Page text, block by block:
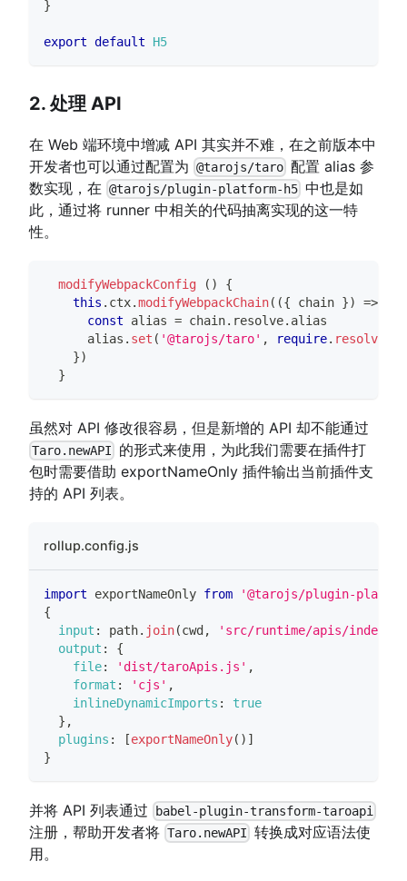
}
export default H5
2. 处理 API
在 Web 端环境中增减 API 其实并不难，在之前版本中
开发者也可以通过配置为 @tarojs/taro 配置 alias 参
数实现，在 @tarojs/plugin-platform-h5 中也是如
此，通过将 runner 中相关的代码抽离实现的这一特
性。
modifyWebpackConfig ( )
{
this . ctx.modifyWebpackChain( ({ chain }) =>
const alias = chain. resolve. alias
      alias
. set ( '@tarojs/taro' , require. resolve
})
}
虽然对 API 修改很容易，但是新增的 API 却不能通过
Taro.newAPI
的形式来使用，为此我们需要在插件打
包时需要借助 exportNameOnly 插件输出当前插件支
持的 API 列表。
rollup.config.js
import exportNameOnly from
'@tarojs/plugin-
{
input : path. join(cwd ,
'src/runtime/apis/
output :
{
file: 'dist/taroApis.js' ,
format : 'cjs' ,
inlineDynamicImports :
true
} ,
plugins : [exportNameOnly( ) ]
}
并将 API 列表通过 babel-plugin-transform-taroapi
注册，帮助开发者将 Taro.newAPI 转换成对应语法使
用。